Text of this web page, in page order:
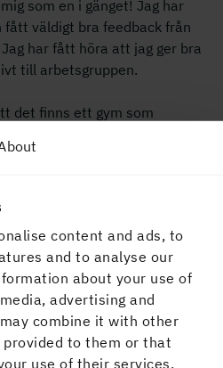
content and ads, to
and to analyse our
about your use of
advertising and
combine it with other
to them or that
use of their services.
som en i gänget! Jag har
väldigt bra feedback från
har fått höra att jag ger bra
till arbetsgruppen.
det finns ett gym som
hör att kollegor tar hjälp av
Goodcare för olika
jag tycker är väldigt
många risker i arbetet på
de utbildningar vi fått delta i.
som var
Jag uppskattar att Holmen